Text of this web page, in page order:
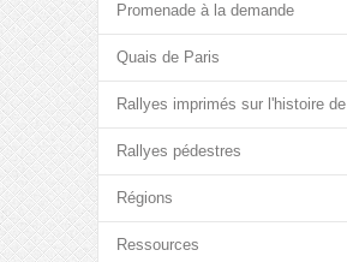
Promenade à la demande
Quais de Paris
Rallyes imprimés sur l'histoire
Rallyes pédestres
Régions
Ressources